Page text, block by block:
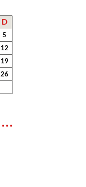
D
5
12
19
26